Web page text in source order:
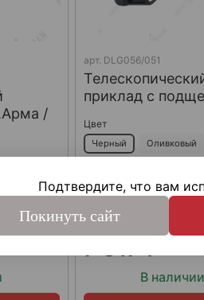
/
арт. DLG056/051
приклад с
Цвет
Черный Оливковый
7 817 ₽
В наличии
Подтвердите, что вам
Покинуть сайт